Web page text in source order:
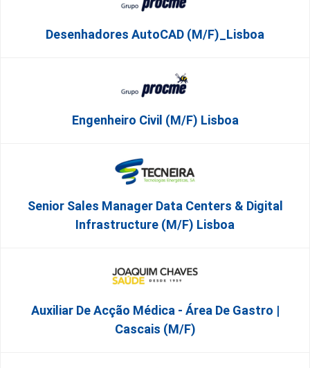
Desenhadores AutoCAD (m/f)_Lisboa
Engenheiro Civil (m/f) Lisboa
Senior Sales Manager Data Centers & Digital
Infrastructure (m/f) Lisboa
Auxiliar De Acção Médica - Área De Gastro |
Cascais (M/F)